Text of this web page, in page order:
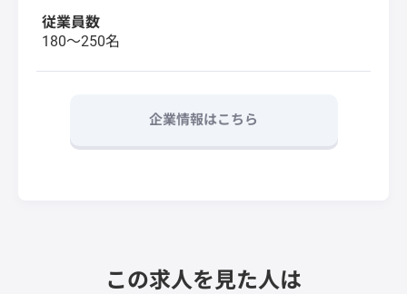
従業員数
180〜250名
企業情報はこちら
この求人を見た人は